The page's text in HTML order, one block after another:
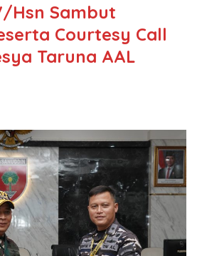
Hsn Sambut
Courtesy Call
Taruna AAL